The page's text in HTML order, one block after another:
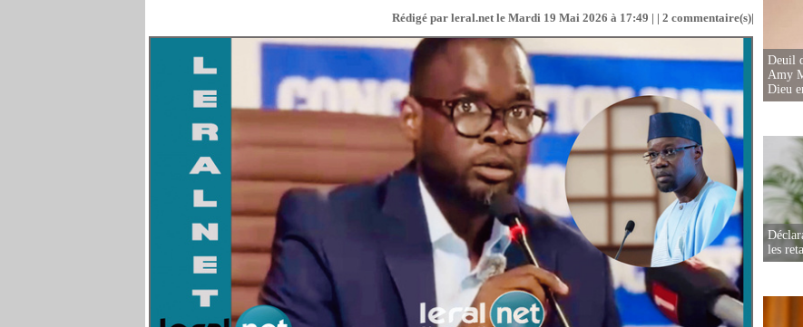
Rédigé par leral.net le Mardi 19 Mai 2026 à 17:49 | | 2 commentaire(s)|
Deuil
Amy
Dieu
les